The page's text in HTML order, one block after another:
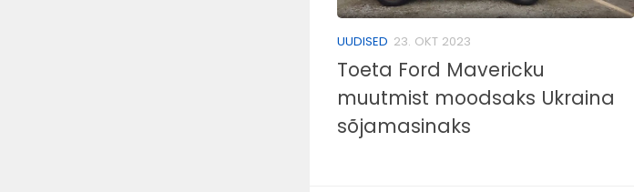
UUDISED 23. OKT 2023
Toeta Ford Mavericku
muutmist moodsaks Ukraina
sõjamasinaks